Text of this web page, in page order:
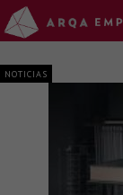
NOTICIAS